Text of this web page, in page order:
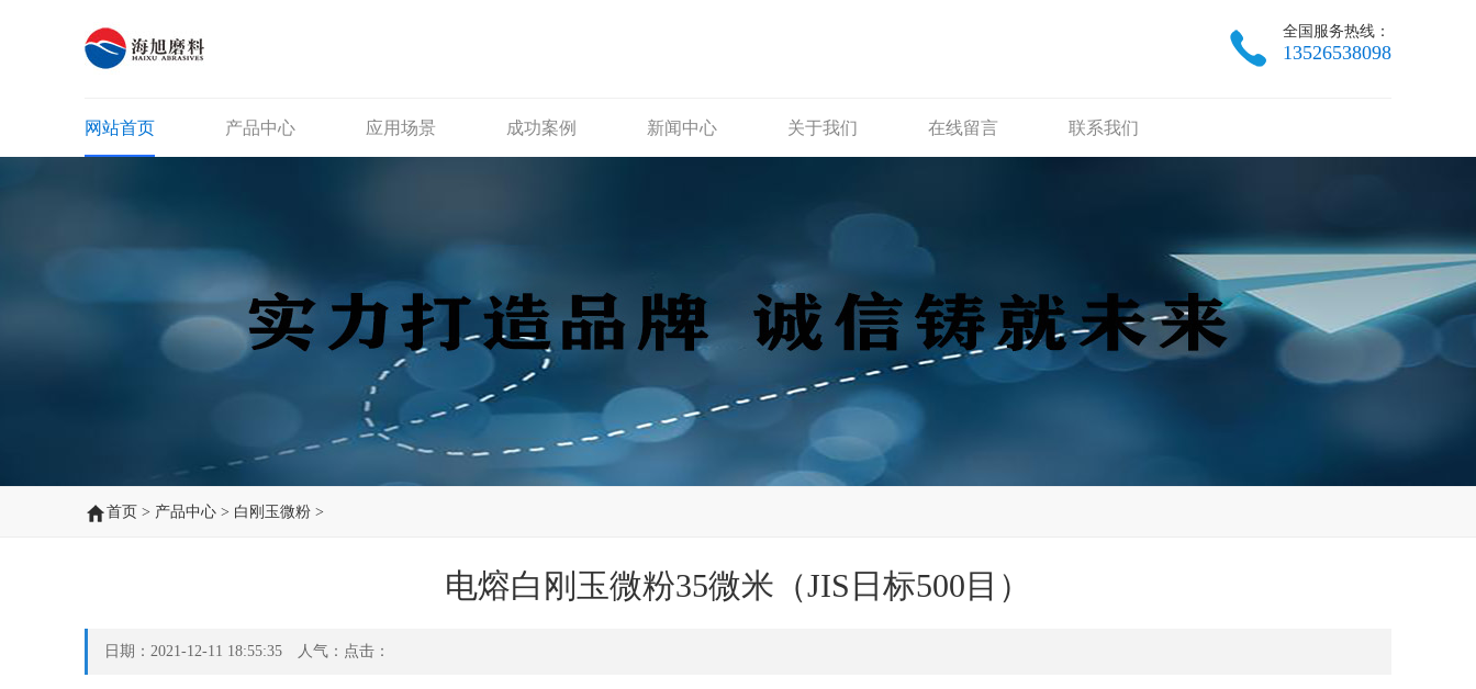
全国服务热线：
13526538098
网站首页 产品中心 应用场景 成功案例 新闻中心 关于我们 在线留言 联系我们
首页 > 产品中心 > 白刚玉微粉 >
电熔白刚玉微粉35微米（JIS日标500目）
日期：2021-12-11 18:55:35 人气：点击：